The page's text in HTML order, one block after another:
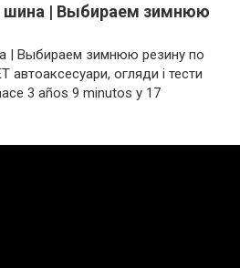
шина | Выбираем зимнюю
| Выбираем зимнюю резину по
автоаксесуари, огляди і тести
3 años 9 minutos y 17